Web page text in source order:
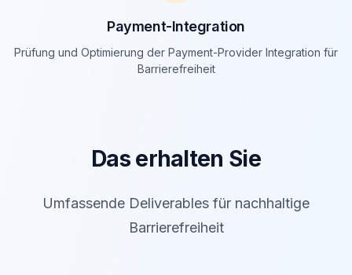
Payment-Integration
Prüfung und Optimierung der Payment-Provider Integration für
Barrierefreiheit
Das erhalten Sie
Umfassende Deliverables für nachhaltige
Barrierefreiheit